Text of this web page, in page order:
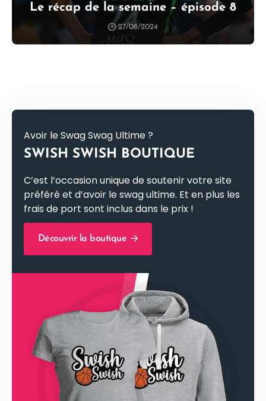
Le récap de la semaine – épisode 8
27/08/2024
Avoir le Swag Swag Ultime ?
SWISH SWISH BOUTIQUE
C’est l’occasion unique de soutenir votre site
préféré et d’avoir le swag ultime. Et en plus les
frais de port sont inclus dans le prix !
Découvrir la boutique